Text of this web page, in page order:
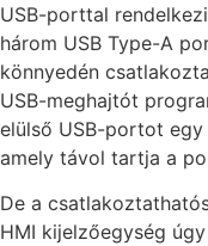
USB-porttal
három USB Type-A
könnyedén
USB-meghajtót
elülső USB-portot
amely távol tartja a
De a
HMI kijelzőegység